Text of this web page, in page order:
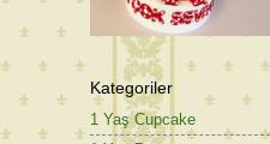
Kategoriler
1 Yaş Cupcake